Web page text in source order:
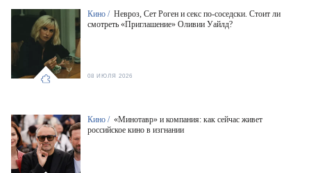
Кино / Невроз, Сет Роген и секс по-соседски. Стоит ли
смотреть «Приглашение» Оливии Уайлд?
08 ИЮЛЯ 2026
Кино / «Минотавр» и компания: как сейчас живет
российское кино в изгнании